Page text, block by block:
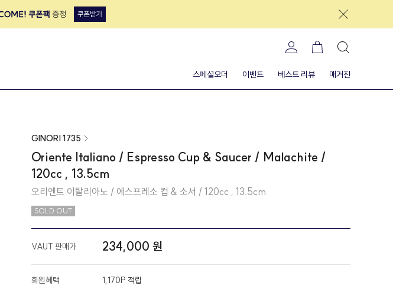
스페셜오더 이벤트 베스트 리뷰 매거진
GINORI 1735
Oriente Italiano / Espresso Cup & Saucer / Malachite /
120cc , 13.5cm
오리엔트 이탈리아노 / 에스프레소 컵 & 소서 / 120cc , 13.5cm
SOLD OUT
VAUT 판매가 234,000 원
회원혜택
1,170P 적립